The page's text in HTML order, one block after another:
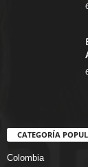
CATEGORÍA
Colombia